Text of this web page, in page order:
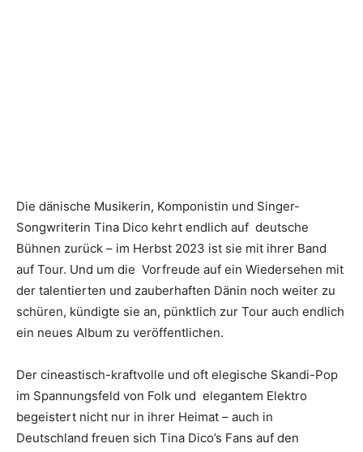
Die dänische Musikerin, Komponistin und Singer-
Songwriterin Tina Dico kehrt endlich auf deutsche
Bühnen zurück – im Herbst 2023 ist sie mit ihrer Band
auf Tour. Und um die Vorfreude auf ein Wiedersehen mit
der talentierten und zauberhaften Dänin noch weiter zu
schüren, kündigte sie an, pünktlich zur Tour auch endlich
ein neues Album zu veröffentlichen.
Der cineastisch-kraftvolle und oft elegische Skandi-Pop
im Spannungsfeld von Folk und elegantem Elektro
begeistert nicht nur in ihrer Heimat – auch in
Deutschland freuen sich Tina Dico’s Fans auf den